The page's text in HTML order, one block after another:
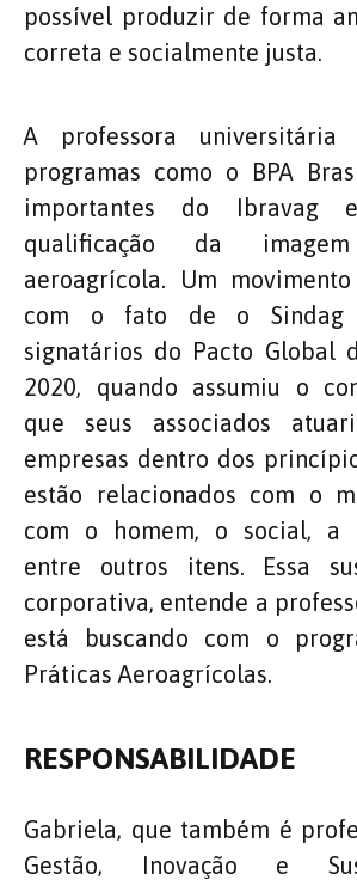
possível produzir de forma
correta e socialmente justa.
A professora universitária
programas como o BPA
importantes do Ibravag
qualificação da
aeroagrícola. Um
com o fato de o Sindag
signatários do Pacto Global
2020, quando assumiu o
que seus associados
empresas dentro dos
estão relacionados com o
com o homem, o social, a
entre outros itens. Essa
corporativa, entende a
está buscando com o
Práticas Aeroagrícolas.
RESPONSABILIDADE
Gabriela, que também é
Gestão, Inovação e